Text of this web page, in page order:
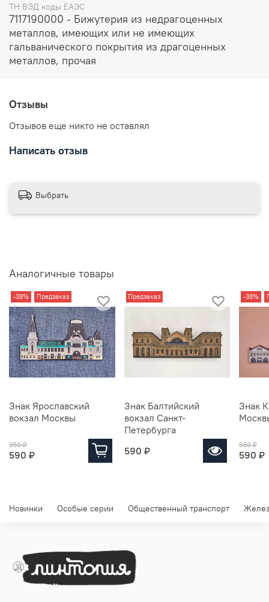
ТН ВЭД коды ЕАЭС
7117190000 - Бижутерия из недрагоценных
металлов, имеющих или не имеющих
гальванического покрытия из драгоценных
металлов, прочая
Отзывы
Отзывов еще никто не оставлял
Написать отзыв
Выбрать
Аналогичные товары
-38% Предзаказ
Знак Ярославский
вокзал Москвы
950 ₽
590 ₽
Предзаказ
Знак Балтийский
вокзал Санкт-
Петербурга
590 ₽
-38%
Знак
950 ₽
590 ₽
Новинки Особые серии Общественный транспорт